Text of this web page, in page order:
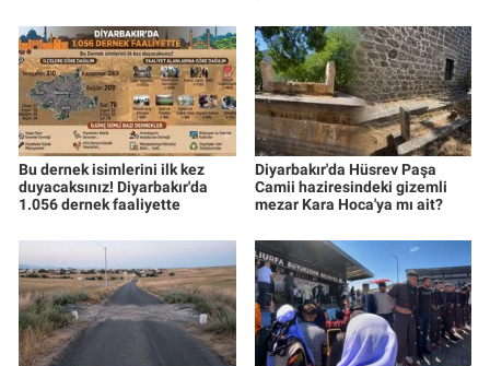
Bu dernek isimlerini ilk kez
duyacaksınız! Diyarbakır'da
1.056 dernek faaliyette
Diyarbakır'da Hüsrev Paşa
Camii haziresindeki gizemli
mezar Kara Hoca'ya mı ait?